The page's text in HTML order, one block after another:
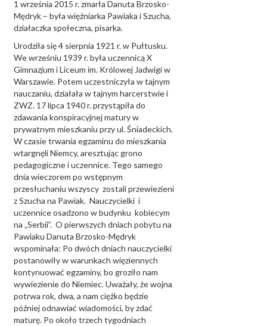
1 września 2015 r. zmarła Danuta Brzosko-
Mędryk – była więźniarka Pawiaka i Szucha,
działaczka społeczna, pisarka.
Urodziła się 4 sierpnia 1921 r. w Pułtusku.
We wrześniu 1939 r. była uczennicą X
Gimnazjum i Liceum im. Królowej Jadwigi w
Warszawie. Potem uczestniczyła w tajnym
nauczaniu, działała w tajnym harcerstwie i
ZWZ. 17 lipca 1940 r. przystąpiła do
zdawania konspiracyjnej matury w
prywatnym mieszkaniu przy ul. Śniadeckich.
W czasie trwania egzaminu do mieszkania
wtargnęli Niemcy, aresztując grono
pedagogiczne i uczennice. Tego samego
dnia wieczorem po wstępnym
przesłuchaniu wszyscy zostali przewiezieni
z Szucha na Pawiak. Nauczycielki i
uczennice osadzono w budynku kobiecym
na „Serbii”. O pierwszych dniach pobytu na
Pawiaku Danuta Brzosko-Mędryk
wspominała: Po dwóch dniach nauczycielki
postanowiły w warunkach więziennych
kontynuować egzaminy, bo groziło nam
wywiezienie do Niemiec. Uważały, że wojna
potrwa rok, dwa, a nam ciężko będzie
później odnawiać wiadomości, by zdać
maturę. Po około trzech tygodniach